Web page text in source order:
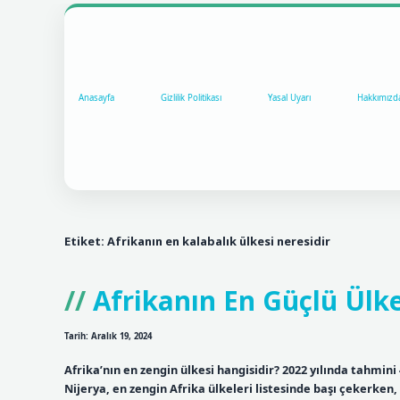
Anasayfa Gizlilik Politikası Yasal Uyarı
Etiket: Afrikanın en kalabalık ülkesi neresidir
Afrikanın En Güçlü
Tarih: Aralık 19, 2024
Afrika’nın en zengin ülkesi hangisidir? 2022 yılında
Nijerya, en zengin Afrika ülkeleri listesinde başı